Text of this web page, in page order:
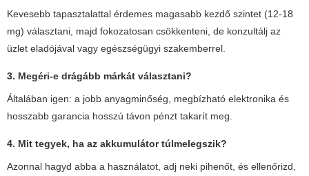
Kevesebb tapasztalattal érdemes magasabb kezdő szintet (12-18
mg) választani, majd fokozatosan csökkenteni, de konzultálj az
üzlet eladójával vagy egészségügyi szakemberrel.
3. Megéri-e drágább márkát választani?
Általában igen: a jobb anyagminőség, megbízható elektronika és
hosszabb garancia hosszú távon pénzt takarít meg.
4. Mit tegyek, ha az akkumulátor túlmelegszik?
Azonnal hagyd abba a használatot, adj neki pihenőt, és ellenőrizd,